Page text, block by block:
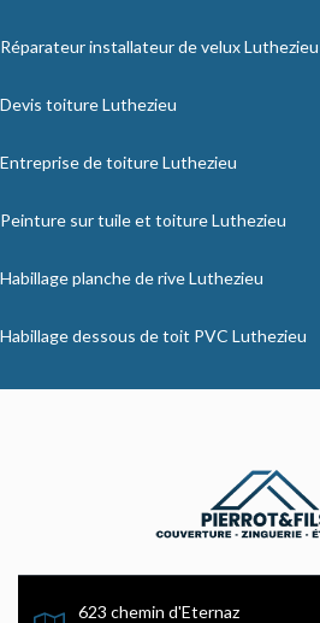
Réparateur installateur de velux Luthezieu
Devis toiture Luthezieu
Entreprise de toiture Luthezieu
Peinture sur tuile et toiture Luthezieu
Habillage planche de rive Luthezieu
Habillage dessous de toit PVC Luthezieu
623 chemin d'Eternaz